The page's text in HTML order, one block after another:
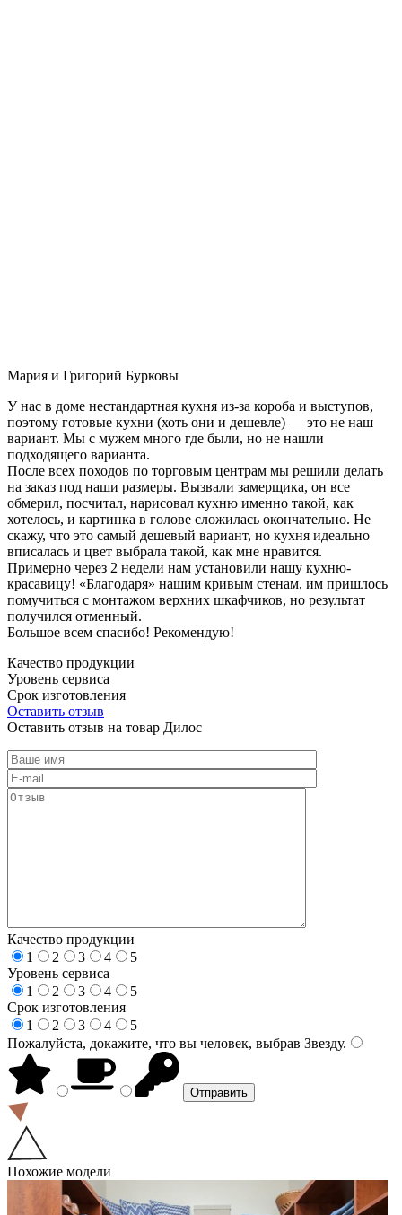
Мария и Григорий Бурковы
У нас в доме нестандартная кухня из-за короба и выступов,
поэтому готовые кухни (хоть они и дешевле) — это не наш
вариант. Мы с мужем много где были, но не нашли
подходящего варианта.
После всех походов по торговым центрам мы решили делать
на заказ под наши размеры. Вызвали замерщика, он все
обмерил, посчитал, нарисовал кухню именно такой, как
хотелось, и картинка в голове сложилась окончательно. Не
скажу, что это самый дешевый вариант, но кухня идеально
вписалась и цвет выбрала такой, как мне нравится.
Примерно через 2 недели нам установили нашу кухню-
красавицу! «Благодаря» нашим кривым стенам, им пришлось
помучиться с монтажом верхних шкафчиков, но результат
получился отменный.
Большое всем спасибо! Рекомендую!
Качество продукции
Уровень сервиса
Срок изготовления
Оставить отзыв
Оставить отзыв на товар Дилос
Качество продукции
1
2 3 4
5
Уровень сервиса
1
2 3 4
5
Срок изготовления
1
2 3 4
5
Пожалуйста, докажите, что вы человек, выбрав Звезду.
Похожие модели